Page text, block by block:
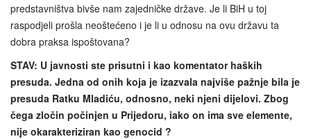
predstavništva bivše nam zajedničke države. Je li BiH u toj
raspodjeli prošla neoštećeno i je li u odnosu na ovu državu ta
dobra praksa ispoštovana?
STAV: U javnosti ste prisutni i kao komentator haških
presuda. Jedna od onih koja je izazvala najviše pažnje bila je
presuda Ratku Mladiću, odnosno, neki njeni dijelovi. Zbog
čega zločin počinjen u Prijedoru, iako on ima sve elemente,
nije okarakteriziran kao genocid ?